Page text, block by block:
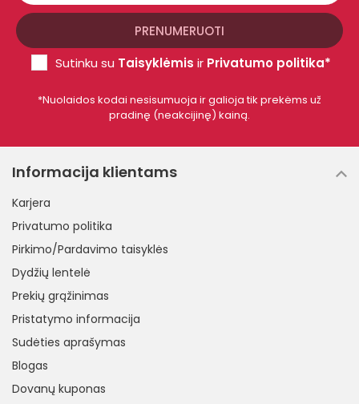
Sutinku su Taisyklėmis ir Privatumo politika*
*Nuolaidos kodai nesisumuoja ir galioja tik prekėms už
pradinę (neakcijinę) kainą.
Informacija klientams
Karjera
Privatumo politika
Pirkimo/Pardavimo taisyklės
Dydžių lentelė
Prekių grąžinimas
Pristatymo informacija
Sudėties aprašymas
Blogas
Dovanų kuponas